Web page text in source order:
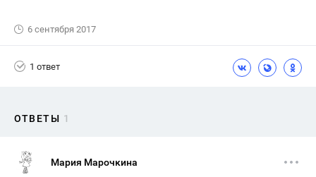
6 сентября 2017
1 ответ
ОТВЕТЫ 1
Мария Марочкина